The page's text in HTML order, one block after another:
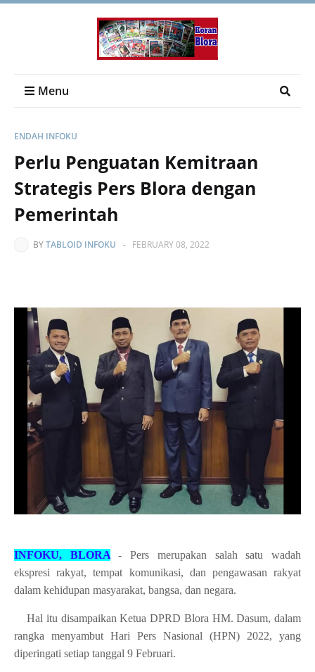
Menu
ENDAH INFOKU
Perlu Penguatan Kemitraan
Strategis Pers Blora dengan
Pemerintah
BYTABLOID INFOKU - FEBRUARY 08, 2022
INFOKU, BLORA- Pers merupakan salah satu wadah
ekspresi rakyat, tempat komunikasi, dan pengawasan rakyat
dalam kehidupan masyarakat, bangsa, dan negara.
Hal itu disampaikan Ketua DPRD Blora HM. Dasum, dalam
rangka menyambut Hari Pers Nasional (HPN) 2022, yang
diperingati setiap tanggal 9 Februari.